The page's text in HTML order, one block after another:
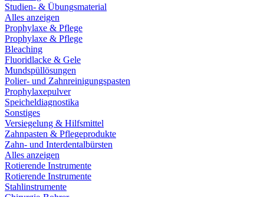
Studien- & Übungsmaterial
Alles anzeigen
Prophylaxe & Pflege
Prophylaxe & Pflege
Bleaching
Fluoridlacke & Gele
Mundspüllösungen
Polier- und Zahnreinigungspasten
Prophylaxepulver
Speicheldiagnostika
Sonstiges
Versiegelung & Hilfsmittel
Zahnpasten & Pflegeprodukte
Zahn- und Interdentalbürsten
Alles anzeigen
Rotierende Instrumente
Rotierende Instrumente
Stahlinstrumente